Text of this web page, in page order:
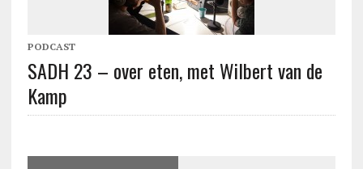
PODCAST
SADH 23 – over eten, met Wilbert van de
Kamp